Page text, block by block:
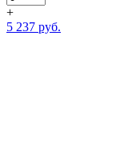
+
5 237 руб.